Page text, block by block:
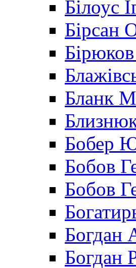
Білоус
Бірсан
Бланк
Бобер
Бобов
Бобов
Богдан
Богдан